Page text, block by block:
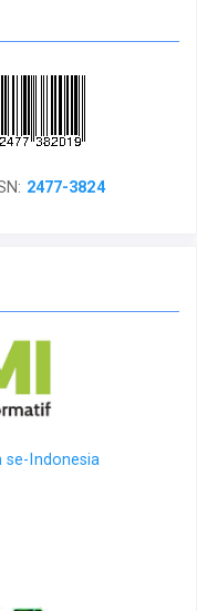
2477-3824
se-Indonesia